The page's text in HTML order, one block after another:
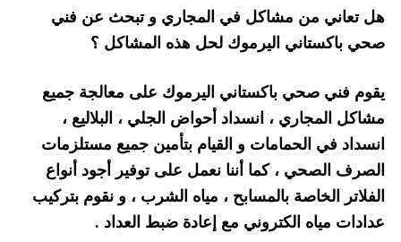
هل تعاني من مشاكل في المجاري و تبحث عن فني
صحي باكستاني اليرموك لحل هذه المشاكل ؟
يقوم فني صحي باكستاني اليرموك على معالجة جميع
مشاكل المجاري ، انسداد أحواض الجلي ، البلاليع ،
انسداد في الحمامات و القيام بتأمين جميع مستلزمات
الصرف الصحي ، كما أننا نعمل على توفير أجود أنواع
الفلاتر الخاصة بالمسابح ، مياه الشرب ، و نقوم بتركيب
عدادات مياه الكتروني مع إعادة ضبط العداد .